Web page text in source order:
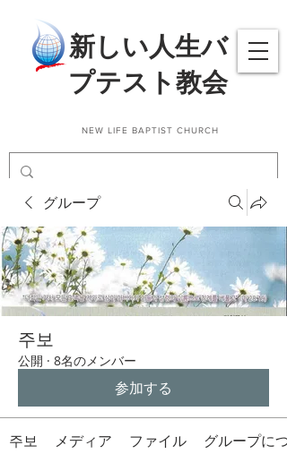
​新しい人生バ
プテスト教会
NEW LIFE BAPTIST CHURCH
グループ
주보
公開 · 8名のメンバー
参加する
주보 メディア ファイル グループにつ